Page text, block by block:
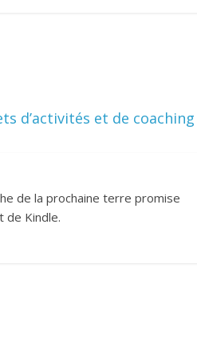
d’activités et de coaching
de la prochaine terre promise
de Kindle.